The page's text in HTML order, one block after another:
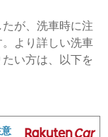
が、洗車時に注
より詳しい洗車
い方は、以下を